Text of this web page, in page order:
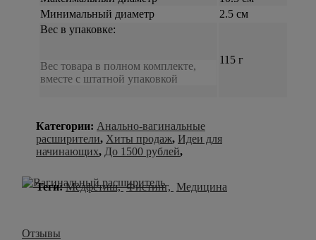
Минимальный диаметр
2.5 см
Вес в упаковке:
Вес товара в полном комплекте,
вместе с штатной упаковкой
115 г
Категории: Анально-вагинальные
расширители, Хиты продаж, Идеи для
начинающих, До 1500 рублей,
Теги:Медфетиш, Фистинг, Медицина
Отзывы